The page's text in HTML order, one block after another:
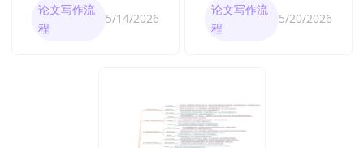
论文写作流
程
5/14/2026
论文写作流
程
5/20/2026